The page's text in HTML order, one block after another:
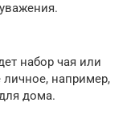
набор чая или
например,
дома.